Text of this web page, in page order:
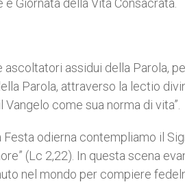
Giornata della Vita Consacrata.
ascoltatori assidui della Parola,
Parola, attraverso la lectio
come sua norma di vita”.
odierna contempliamo il
(Lc 2,22). In questa scena
nel mondo per compiere